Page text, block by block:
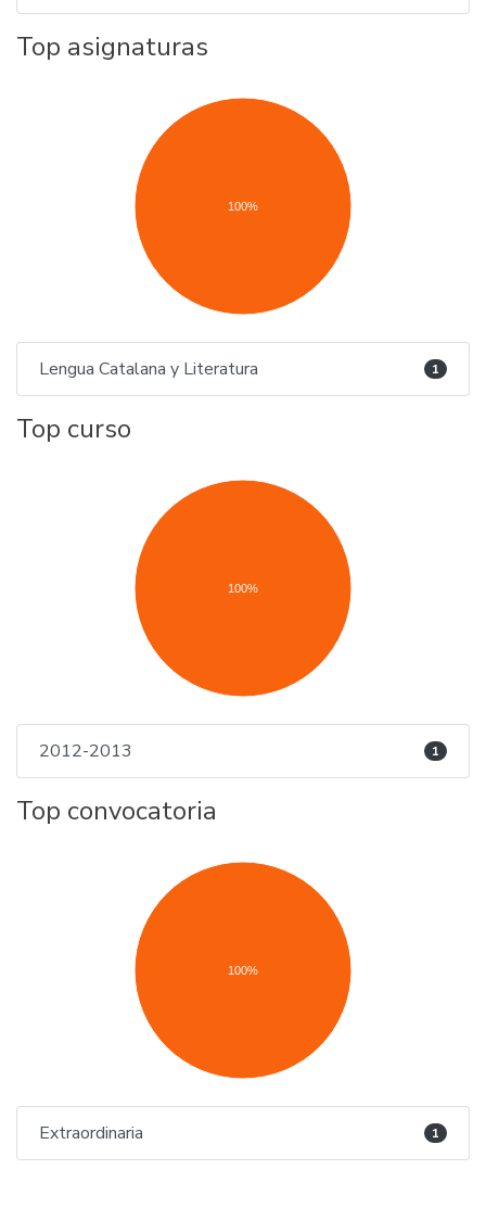
Top asignaturas
100%
Lengua Catalana y Literatura 1
Top curso
100%
2012-2013 1
Top convocatoria
100%
Extraordinaria 1